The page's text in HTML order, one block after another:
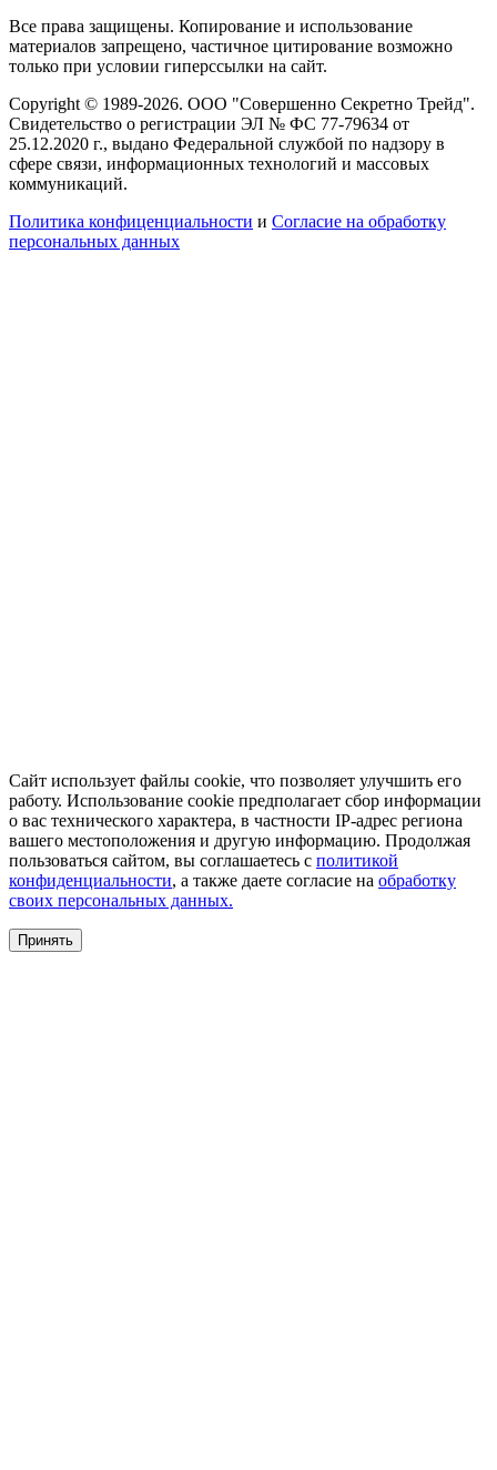
Все права защищены. Копирование и использование
материалов запрещено, частичное цитирование возможно
только при условии гиперссылки на сайт.
Copyright © 1989-2026. ООО "Совершенно Секретно Трейд".
Свидетельство о регистрации ЭЛ № ФС 77-79634 от
25.12.2020 г., выдано Федеральной службой по надзору в
сфере связи, информационных технологий и массовых
коммуникаций.
Политика конфиценциальности и Согласие на обработку
персональных данных
Сайт использует файлы cookie, что позволяет улучшить его
работу. Использование cookie предполагает сбор информации
о вас технического характера, в частности IP-адрес региона
вашего местоположения и другую информацию. Продолжая
пользоваться сайтом, вы соглашаетесь с политикой
конфиденциальности, а также даете согласие на обработку
своих персональных данных.
Принять